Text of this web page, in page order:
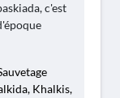
c'est
Khalkis,